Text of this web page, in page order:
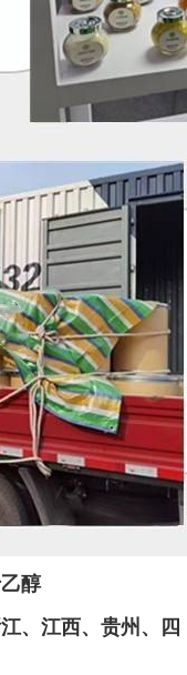
醇
、江西、贵州、四